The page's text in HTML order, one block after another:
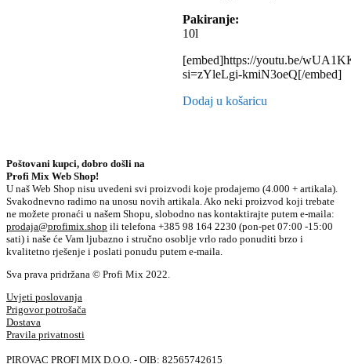
Pakiranje:
10l
[embed]https://youtu.be/
si=zYleLgi-kmiN3oeQ[/embed]
Dodaj u košaricu
Poštovani kupci, dobro došli na
Profi Mix Web Shop!
U naš Web Shop nisu uvedeni svi proizvodi koje prodajemo (4.000 + artikala).
Svakodnevno radimo na unosu novih artikala. Ako neki proizvod koji trebate
ne možete pronaći u našem Shopu, slobodno nas kontaktirajte putem e-maila:
prodaja@profimix.shop ili telefona +385 98 164 2230 (pon-pet 07:00 -15:00
sati) i naše će Vam ljubazno i stručno osoblje vrlo rado ponuditi brzo i
kvalitetno rješenje i poslati ponudu putem e-maila.
Sva prava pridržana © Profi Mix 2022.
Uvjeti poslovanja
Prigovor potrošača
Dostava
Pravila privatnosti
PIROVAC PROFI MIX D.O.O. - OIB: 82565742615